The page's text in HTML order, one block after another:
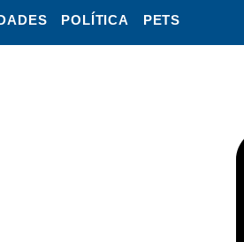
POLÍTICA PETS